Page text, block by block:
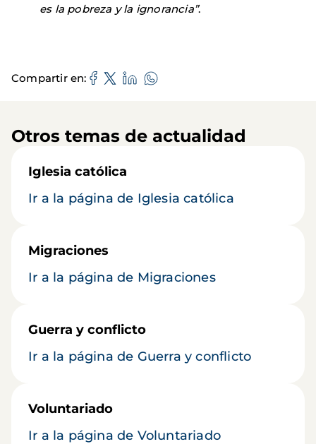
es la pobreza y la ignorancia”.
Compartir en
Otros temas de actualidad
Iglesia católica
Ir a la página de Iglesia católica
Migraciones
Ir a la página de Migraciones
Guerra y conflicto
Ir a la página de Guerra y conflicto
Voluntariado
Ir a la página de Voluntariado